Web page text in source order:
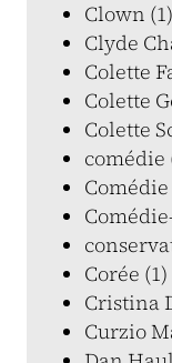
Clown (1)
Clyde
Colette
Colette
Colette
comédie
Corée (1)
Cristina
Curzio